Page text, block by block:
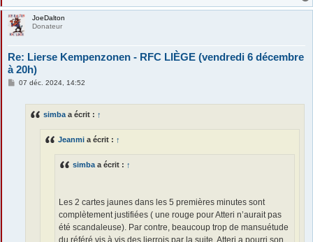
JoeDalton
Donateur
Re: Lierse Kempenzonen - RFC LIÈGE (vendredi 6 décembre
à 20h)
M07 déc. 2024, 14:52
simba a écrit : ↑
Jeanmi a écrit : ↑
simba a écrit : ↑
Les 2 cartes jaunes dans les 5 premières minutes sont
complètement justifiées ( une rouge pour Atteri n’aurait pas
été scandaleuse). Par contre, beaucoup trop de mansuétude